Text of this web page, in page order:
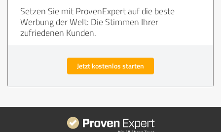
Setzen Sie mit ProvenExpert auf die beste
Werbung der Welt: Die Stimmen Ihrer
zufriedenen Kunden.
Jetzt kostenlos starten